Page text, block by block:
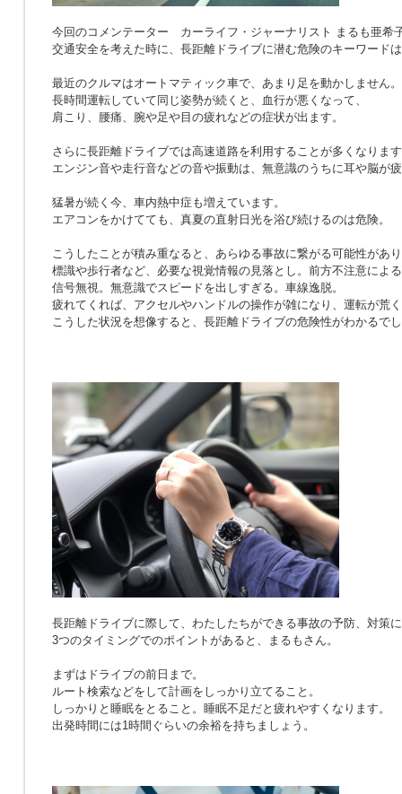
今回のコメンテーター カーライフ・ジャーナリスト まるも亜希
交通安全を考えた時に、長距離ドライブに潜む危険のキーワード
最近のクルマはオートマティック車で、あまり足を動かしません。
長時間運転していて同じ姿勢が続くと、血行が悪くなって、
肩こり、腰痛、腕や足や目の疲れなどの症状が出ます。
さらに長距離ドライブでは高速道路を利用することが多くなりま
エンジン音や走行音などの音や振動は、無意識のうちに耳や脳が
猛暑が続く今、車内熱中症も増えています。
エアコンをかけてても、真夏の直射日光を浴び続けるのは危険。
こうしたことが積み重なると、あらゆる事故に繋がる可能性があ
標識や歩行者など、必要な視覚情報の見落とし。前方不注意によ
信号無視。無意識でスピードを出しすぎる。車線逸脱。
疲れてくれば、アクセルやハンドルの操作が雑になり、運転が荒
こうした状況を想像すると、長距離ドライブの危険性がわかるで
長距離ドライブに際して、わたしたちができる事故の予防、対策
3つのタイミングでのポイントがあると、まるもさん。
まずはドライブの前日まで。
ルート検索などをして計画をしっかり立てること。
しっかりと睡眠をとること。睡眠不足だと疲れやすくなります。
出発時間には1時間ぐらいの余裕を持ちましょう。